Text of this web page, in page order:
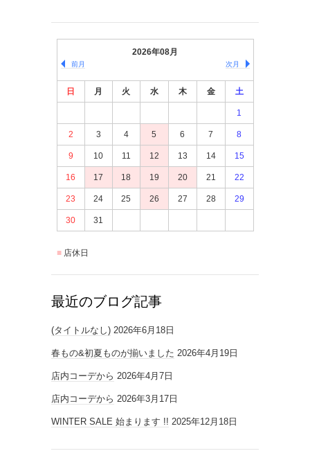
2026年08月
前月 次月
日 月 火 水 木 金 土
1
2 3 4 5 6 7 8
9 10 11 12 13 14 15
16 17 18 19 20 21 22
23 24 25 26 27 28 29
30 31
店休日
最近のブログ記事
(タイトルなし) 2026年6月18日
春もの&初夏ものが揃いました 2026年4月19日
店内コーデから 2026年4月7日
店内コーデから 2026年3月17日
WINTER SALE 始まります !! 2025年12月18日